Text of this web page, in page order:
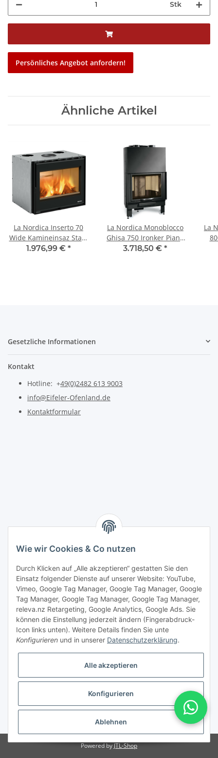
Stk
Persönliches Angebot anfordern!
Ähnliche Artikel
La Nordica Inserto 70
Wide Kamineinsaz Stahl
Schwarz
1.976,99 € *
La Nordica Monoblocco
Ghisa 750 Ironker Piano
Stahl Schwarz
3.718,50 € *
La
Gesetzliche Informationen
Kontakt
Hotline: +49(0)2482 613 9003
info@Eifeler-Ofenland.de
Kontaktformular
Vertrag widerrufen
* Alle Preise inkl. gesetzlicher USt., zzgl.Versand
Powered byJTL-Shop
Wie wir Cookies & Co nutzen
Durch Klicken auf „Alle akzeptieren“ gestatten Sie den
Einsatz folgender Dienste auf unserer Website: YouTube,
Vimeo, Google Tag Manager, Google Tag Manager, Google
Tag Manager, Google Tag Manager, Google Tag Manager,
releva.nz Retargeting, Google Analytics, Google Ads. Sie
können die Einstellung jederzeit ändern (Fingerabdruck-
Icon links unten). Weitere Details finden Sie unte
Konfigurieren und in unserer Datenschutzerklärung.
Alle akzeptieren
Konfigurieren
Ablehnen